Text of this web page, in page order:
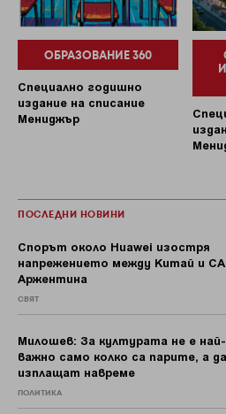
ОБРАЗОВАНИЕ 360
Специално годишно
издание на списание
Мениджър
ПОСЛЕДНИ НОВИНИ
Спорът около Huawei изостря
напрежението между Китай и
Аржентина
СВЯТ
Милошев: За културата не е най-
важно само колко са парите, а
изплащат навреме
ПОЛИТИКА